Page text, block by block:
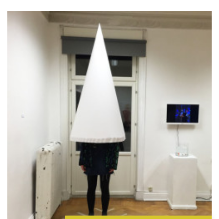
HITTA OSS
Göteborgs konstskola
Första Långgatan 10,
413 03 Göteborg, Sweden
Telefon:
+46 31 14 80 61
info@gbgkonstskola.se
Kontaktsida
VAD HÄNDER…
Följ oss på Facebook
Nyhetsbrev? Prenumerera här!